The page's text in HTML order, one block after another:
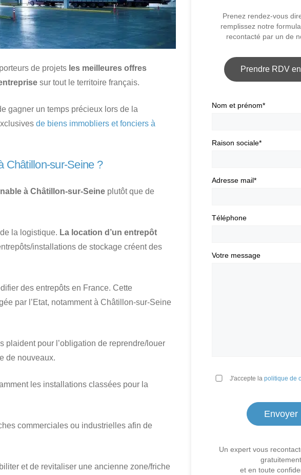
de projets les meilleures offres
sur tout le territoire français.
gagner un temps précieux lors de la
de biens immobliers et fonciers à
Châtillon-sur-Seine ?
à Châtillon-sur-Seine plutôt que de
la logistique. La location d’un entrepôt
installations de stockage créent des
des entrepôts en France. Cette
par l’Etat, notamment à Châtillon-sur-Seine
plaident pour l’obligation de reprendre/louer
de nouveaux.
les installations classées pour la
commerciales ou industrielles afin de
et de revitaliser une ancienne zone/friche
Prenez rendez-vous
remplissez notre
recontacté par un de
Prendre RDV
Nom et prénom*
Raison sociale*
Adresse mail*
Téléphone
Votre message
J'accepte la politique de
Un expert vous
gratuitement
et en toute